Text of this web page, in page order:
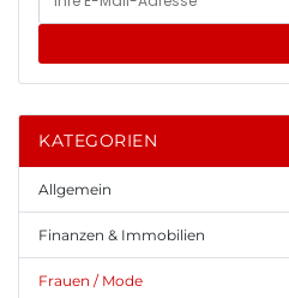
KATEGORIEN
Allgemein
Finanzen & Immobilien
Frauen / Mode